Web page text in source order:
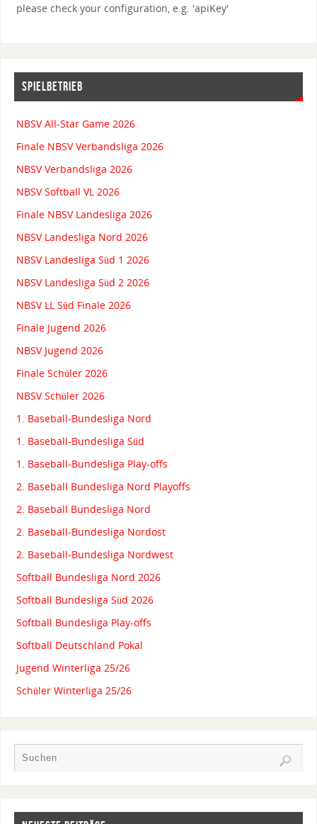
please check your configuration, e.g. 'apiKey'
SPIELBETRIEB
NBSV All-Star Game 2026
Finale NBSV Verbandsliga 2026
NBSV Verbandsliga 2026
NBSV Softball VL 2026
Finale NBSV Landesliga 2026
NBSV Landesliga Nord 2026
NBSV Landesliga Süd 1 2026
NBSV Landesliga Süd 2 2026
NBSV LL Süd Finale 2026
Finale Jugend 2026
NBSV Jugend 2026
Finale Schüler 2026
NBSV Schüler 2026
1. Baseball-Bundesliga Nord
1. Baseball-Bundesliga Süd
1. Baseball-Bundesliga Play-offs
2. Baseball Bundesliga Nord Playoffs
2. Baseball Bundesliga Nord
2. Baseball-Bundesliga Nordost
2. Baseball-Bundesliga Nordwest
Softball Bundesliga Nord 2026
Softball Bundesliga Süd 2026
Softball Bundesliga Play-offs
Softball Deutschland Pokal
Jugend Winterliga 25/26
Schüler Winterliga 25/26